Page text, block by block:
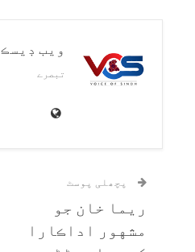
ويب ڊيسڪ
تبصرے
پچھلی پوسٹ
ريما خان جو
مشهور اداڪارا